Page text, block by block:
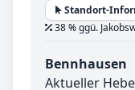
Standort-
38 % ggü.
Bennhausen
Aktueller